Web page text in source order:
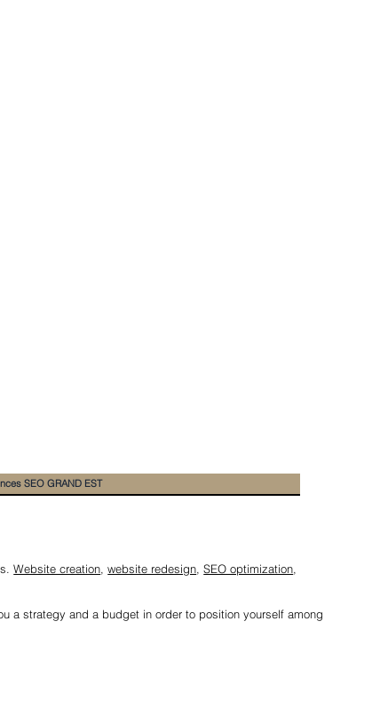
Website creation,website redesign,SEO optimization,
a strategy and a budget in order to position yourself among
SEO GRAND EST